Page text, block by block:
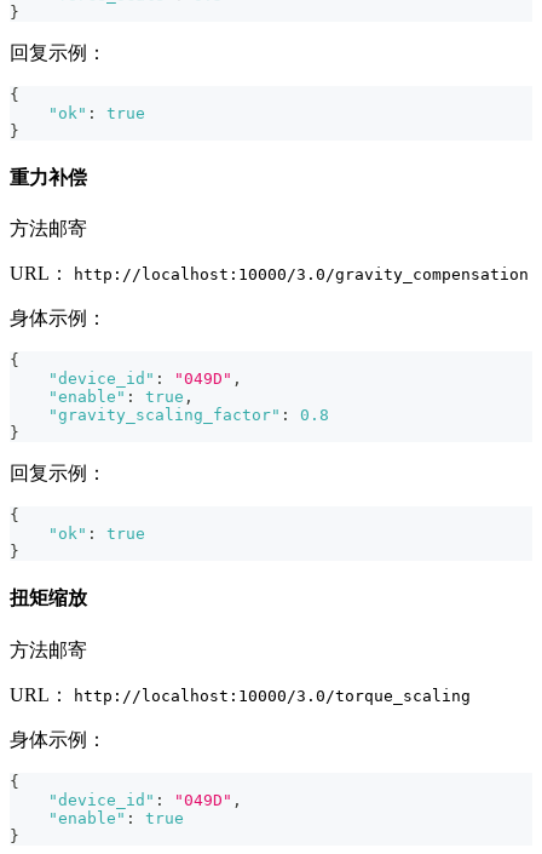
}
回复示例：
{
"ok" :
true
}
重力补偿
方法邮寄
URL： http://localhost:10000/3.0/gravity_compensation
身体示例：
{
"device_id" : "049D" ,
"enable" : true ,
"gravity_scaling_factor" :
0.8
}
回复示例：
{
"ok" :
true
}
扭矩缩放
方法邮寄
URL： http://localhost:10000/3.0/torque_scaling
身体示例：
{
"device_id" : "049D" ,
"enable" :
true
}